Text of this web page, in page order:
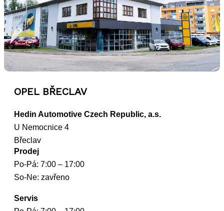
OPEL BŘECLAV
Hedin Automotive Czech Republic, a.s.
U Nemocnice 4
Břeclav
Prodej
Po-Pá: 7:00 – 17:00
So-Ne: zavřeno
Servis